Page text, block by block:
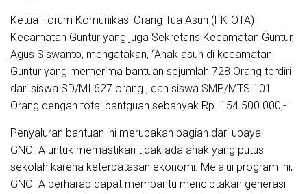
Ketua Forum Komunikasi Orang Tua Asuh (FK-OTA)
Kecamatan Guntur yang juga Sekretaris Kecamatan Guntur,
Agus Siswanto, mengatakan, “Anak asuh di kecamatan
Guntur yang memerima bantuan sejumlah 728 Orang terdiri
dari siswa SD/MI 627 orang , dan siswa SMP/MTS 101
Orang dengan total bantguan sebanyak Rp. 154.500.000,-
Penyaluran bantuan ini merupakan bagian dari upaya
GNOTA untuk memastikan tidak ada anak yang putus
sekolah karena keterbatasan ekonomi. Melalui program ini,
GNOTA berharap dapat membantu menciptakan generasi